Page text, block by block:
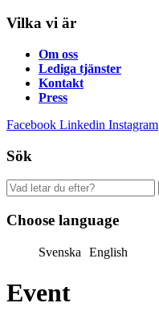
Vilka vi är
Om oss
Lediga tjänster
Kontakt
Press
Facebook Linkedin Instagram
Sök
Sök
efter:
Choose language
Svenska English
Event